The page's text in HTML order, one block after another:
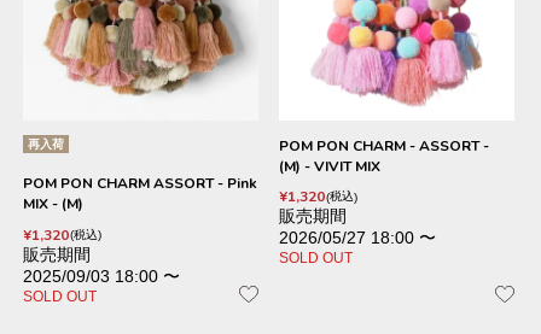
再入荷
POM PON CHARM ASSORT - Pink
MIX - (M)
¥1,320 税込
販売期間
2025/09/03 18:00 〜
SOLD OUT
POM PON CHARM - ASSORT -
(M) - VIVIT MIX
¥1,320 税込
販売期間
2026/05/27 18:00 〜
SOLD OUT